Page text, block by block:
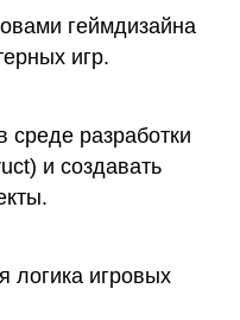
геймдизайна
игр.
среде разработки
и создавать
логика игровых